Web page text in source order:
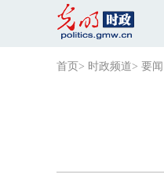
首页 > 时政频道> 要闻